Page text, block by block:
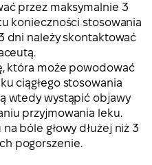
przez maksymalnie 3
konieczności stosowania
dni należy skontaktować
która może powodować
ciągłego stosowania
wtedy wystąpić objawy
przyjmowania leku.
bóle głowy dłużej niż 3
pogorszenie.